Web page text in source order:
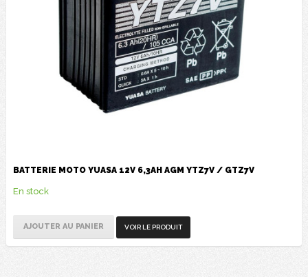
BATTERIE MOTO YUASA 12V 6,3AH AGM YTZ7V / GTZ7V
En stock
AJOUTER AU PANIER VOIR LE PRODUIT